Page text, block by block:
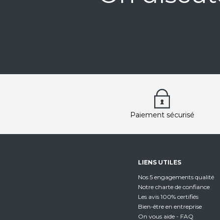
Paiement sécurisé
LIENS UTILES
Nos 5 engagements qualité
Notre charte de confiance
Les avis 100% certifiés
Bien-être en entreprise
On vous aide - FAQ